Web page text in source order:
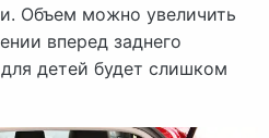
Объем можно увеличить
вперед заднего
детей будет слишком